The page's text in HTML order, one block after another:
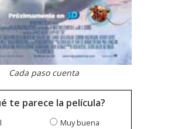
Cada paso cuenta
te parece la película?
Muy buena